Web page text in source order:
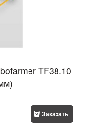
TF38.10
Заказать